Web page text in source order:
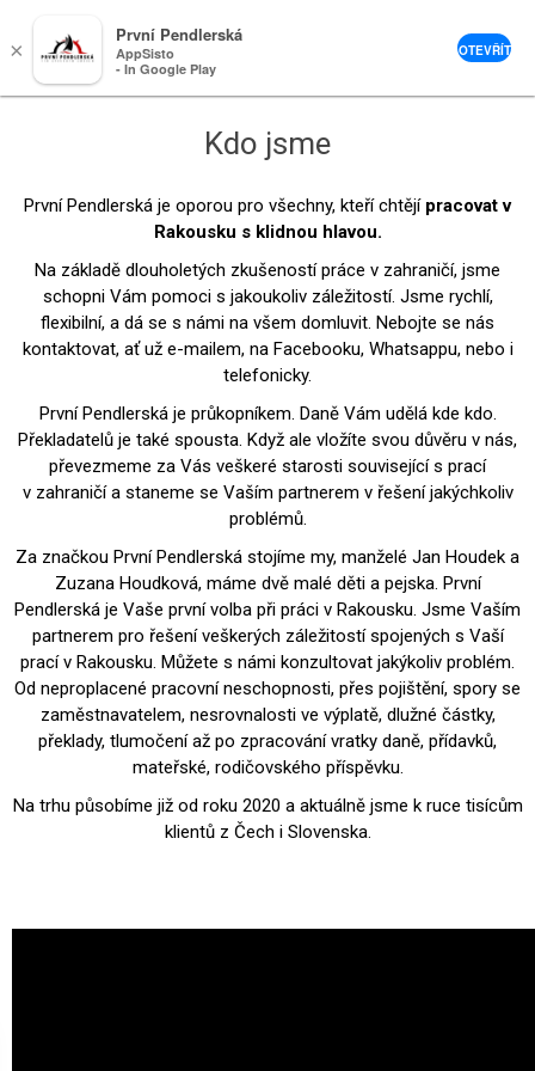
×
První Pendlerská
AppSisto
- In Google Play
OTEVŘÍT
Kdo jsme
První Pendlerská je oporou pro všechny, kteří chtějí pracovat v
Rakousku s klidnou hlavou.
Na základě dlouholetých zkušeností práce v zahraničí, jsme
schopni Vám pomoci s jakoukoliv záležitostí. Jsme rychlí,
flexibilní, a dá se s námi na všem domluvit. Nebojte se nás
kontaktovat, ať už e-mailem, na Facebooku, Whatsappu, nebo i
telefonicky.
První Pendlerská je průkopníkem. Daně Vám udělá kde kdo.
Překladatelů je také spousta. Když ale vložíte svou důvěru v nás,
převezmeme za Vás veškeré starosti související s prací
v zahraničí a staneme se Vaším partnerem v řešení jakýchkoliv
problémů.
Za značkou První Pendlerská stojíme my, manželé Jan Houdek a
Zuzana Houdková, máme dvě malé děti a pejska. První
Pendlerská je Vaše první volba při práci v Rakousku. Jsme Vaším
partnerem pro řešení veškerých záležitostí spojených s Vaší
prací v Rakousku. Můžete s námi konzultovat jakýkoliv problém.
Od neproplacené pracovní neschopnosti, přes pojištění, spory se
zaměstnavatelem, nesrovnalosti ve výplatě, dlužné částky,
překlady, tlumočení až po zpracování vratky daně, přídavků,
mateřské, rodičovského příspěvku.
Na trhu působíme již od roku 2020 a aktuálně jsme k ruce tisícům
klientů z Čech i Slovenska.